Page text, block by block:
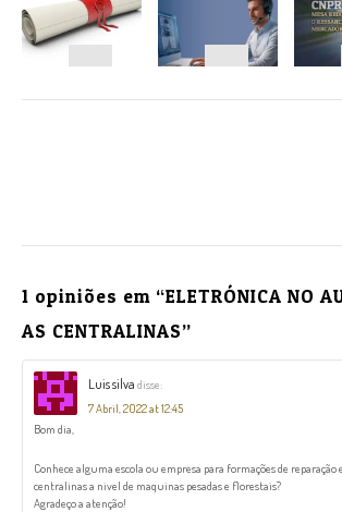
1 opiniões em “ELETRÓNICA NO
AS CENTRALINAS”
Luis silva disse:
7 Abril, 2022 at 12:45
Bom dia,
Conhece alguma escola ou empresa para formações de reparação
centralinas a nivel de maquinas pesadas e florestais?
Agradeço a atenção!